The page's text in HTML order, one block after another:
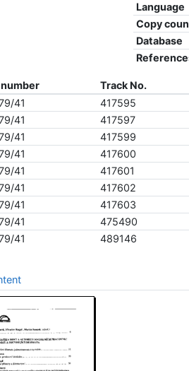
Language
Copy
Database
Track No.
41
417595
41
417597
41
417599
41
417600
41
417601
41
417602
41
417603
41
475490
41
489146